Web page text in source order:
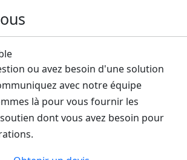
ou avez besoin d'une solution
avec notre équipe
là pour vous fournir les
dont vous avez besoin pour